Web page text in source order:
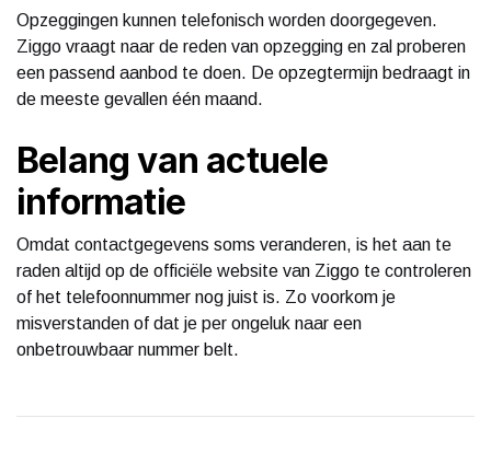
Opzeggingen kunnen telefonisch worden doorgegeven.
Ziggo vraagt naar de reden van opzegging en zal proberen
een passend aanbod te doen. De opzegtermijn bedraagt in
de meeste gevallen één maand.
Belang van actuele
informatie
Omdat contactgegevens soms veranderen, is het aan te
raden altijd op de officiële website van Ziggo te controleren
of het telefoonnummer nog juist is. Zo voorkom je
misverstanden of dat je per ongeluk naar een
onbetrouwbaar nummer belt.